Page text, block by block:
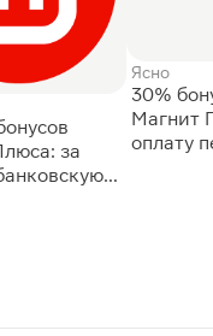
за
Ясно
30%
Магнит
оплату